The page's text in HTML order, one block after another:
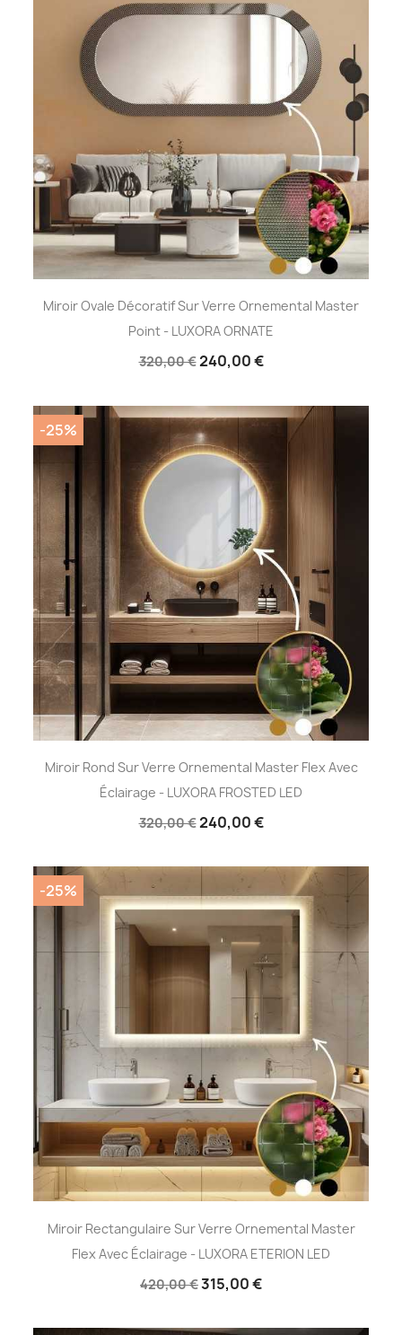
Miroir Ovale Décoratif Sur Verre Ornemental Master
Point - LUXORA ORNATE
320,00 €240,00 €
Miroir Rond Sur Verre Ornemental Master Flex Avec
Éclairage - LUXORA FROSTED LED
320,00 €240,00 €
-25%
Miroir Rectangulaire Sur Verre Ornemental Master
Flex Avec Éclairage - LUXORA ETERION LED
420,00 €315,00 €
-25%